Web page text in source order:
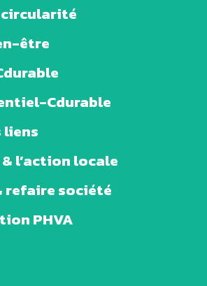
être
Cdurable
liens
l’action locale
refaire société
PHVA